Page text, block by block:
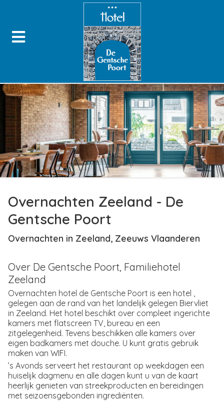
Overnachten Zeeland - De
Gentsche Poort
Overnachten in Zeeland, Zeeuws Vlaanderen
Over De Gentsche Poort, Familiehotel
Zeeland
Overnachten hotel de Gentsche Poort is een hotel ,
gelegen aan de rand van het landelijk gelegen Biervliet
in Zeeland. Het hotel beschikt over compleet ingerichte
kamers met flatscreen TV, bureau en een
zitgelegenheid. Tevens beschikken alle kamers over
eigen badkamers met douche. U kunt gratis gebruik
maken van WIFI.
’s Avonds serveert het restaurant op weekdagen een
huiselijk dagmenu en alle dagen kunt u van de kaart
heerlijk genieten van streekproducten en bereidingen
met seizoensgebonden ingrediënten.